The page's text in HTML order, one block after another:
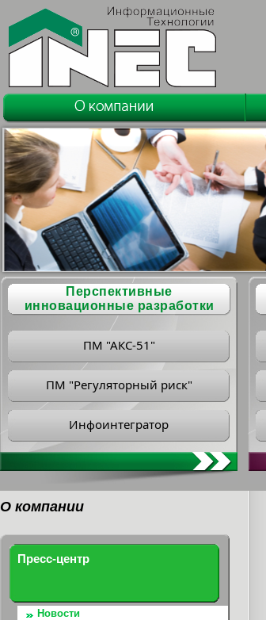
Перспективные
инновационные разработки
ПМ "АКС-51"
ПМ "Регуляторный риск"
Инфоинтегратор
О компании
Пресс-центр
Новости